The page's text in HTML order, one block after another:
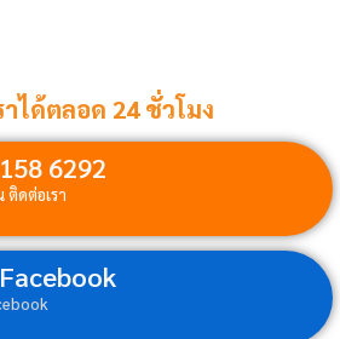
าได้ตลอด 24 ชั่วโมง
6292
ติดต่อเรา